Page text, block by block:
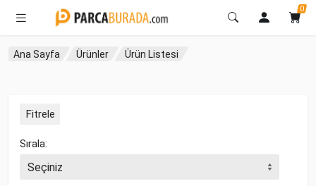
0
Ana Sayfa Ürünler Ürün Listesi
Fitrele
Sırala: